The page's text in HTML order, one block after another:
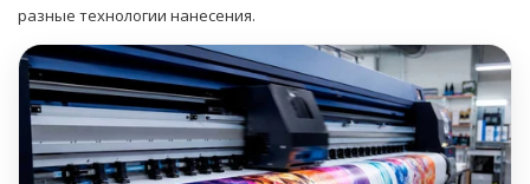
разные технологии нанесения.